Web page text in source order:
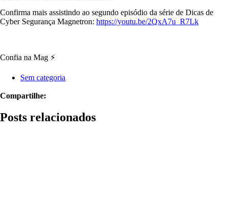
Confirma mais assistindo ao segundo episódio da série de Dicas de
Cyber Segurança Magnetron: https://youtu.be/2QxA7u_R7Lk
Confia na Mag ⚡
Sem categoria
Compartilhe:
Posts relacionados